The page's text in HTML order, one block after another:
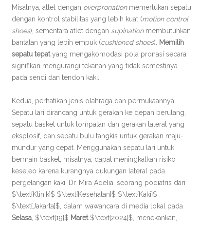
Misalnya, atlet dengan overpronationmemerlukan sepatu
dengan kontrol stabilitas yang lebih kuat (motion control
shoes), sementara atlet dengan supinationmembutuhkan
bantalan yang lebih empuk (cushioned shoes).
Memilih
sepatu tepatyang mengakomodasi pola pronasi secara
signifikan mengurangi tekanan yang tidak semestinya
pada sendi dan tendon kaki.
Kedua, perhatikan jenis olahraga dan permukaannya.
Sepatu lari dirancang untuk gerakan ke depan berulang,
sepatu basket untuk lompatan dan gerakan lateral yang
eksplosif, dan sepatu bulu tangkis untuk gerakan maju-
mundur yang cepat. Menggunakan sepatu lari untuk
bermain basket, misalnya, dapat meningkatkan risiko
keseleo karena kurangnya dukungan lateral pada
pergelangan kaki. Dr. Mira Adelia, seorang podiatris dari
$\text{Klinik}$ $\text{Kesehatan}$ $\text{Kaki}$
$\text{Jakarta}$, dalam wawancara di media lokal pada
Selasa , $\text{19}$ Maret$\text{2024}$, menekankan,